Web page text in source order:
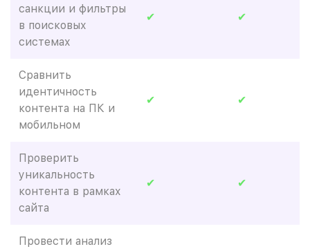
санкции и фильтры
в поисковых
системах
✔ ✔
Сравнить
идентичность
контента на ПК и
мобильном
✔ ✔
Проверить
уникальность
контента в рамках
сайта
✔ ✔
Провести анализ